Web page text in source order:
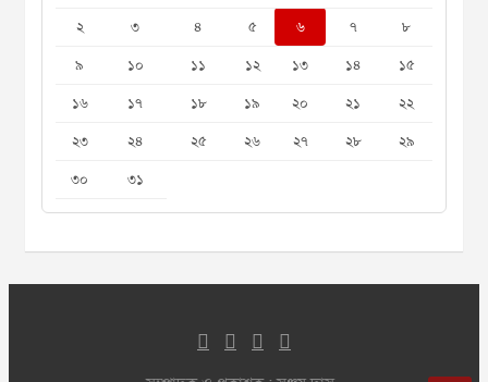
২
৩ ৪ ৫ ৬ ৭
৮
৯
১০ ১১ ১২ ১৩ ১৪
১৫
১৬
১৭ ১৮ ১৯ ২০ ২১
২২
২৩
২৪ ২৫ ২৬ ২৭ ২৮
২৯
৩০
৩১